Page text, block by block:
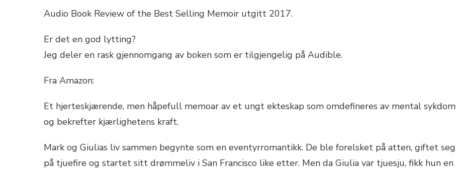
Audio Book Review of the Best Selling Memoir utgitt 2017.
Er det en god lytting?
Jeg deler en rask gjennomgang av boken som er tilgjengelig på Audible.
Fra Amazon:
Et hjerteskjærende, men håpefull memoar av et ungt ekteskap som omdefineres av mental sykdom
og bekrefter kjærlighetens kraft.
Mark og Giulias liv sammen begynte som en eventyrromantikk. De ble forelsket på atten, giftet seg
på tjuefire og startet sitt drømmeliv i San Francisco like etter. Men da Giulia var tjuesju, fikk hun en